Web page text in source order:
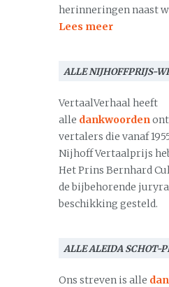
herinneringen naast
Lees meer
ALLE NIJHOFFPRIJS-
VertaalVerhaal heeft
alle dankwoorden
vertalers die vanaf
Nijhoff Vertaalprijs
Het Prins Bernhard
de bijbehorende
beschikking gesteld.
ALLE ALEIDA SCHOT-
Ons streven is alle